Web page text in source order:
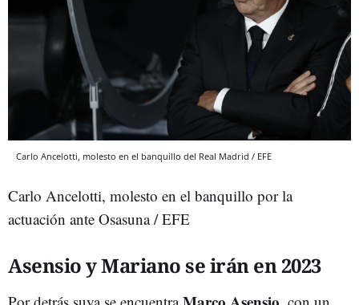
Carlo Ancelotti, molesto en el banquillo del Real Madrid / EFE
Carlo Ancelotti, molesto en el banquillo por la
actuación ante Osasuna / EFE
Asensio y Mariano se irán en 2023